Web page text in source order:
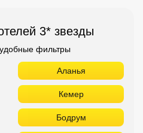
3* звезды
фильтры
Аланья
Кемер
Бодрум